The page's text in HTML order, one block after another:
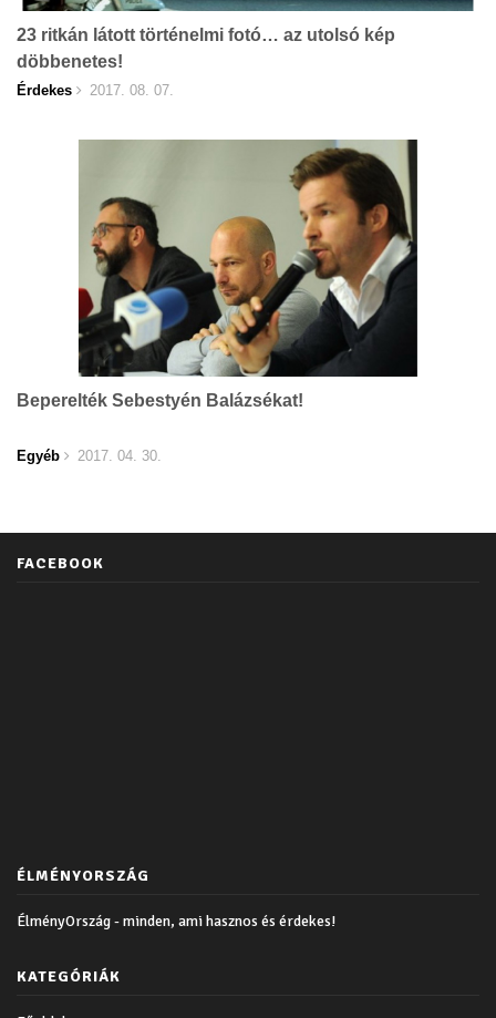
23 ritkán látott történelmi fotó… az utolsó kép
döbbenetes!
Érdekes 2017. 08. 07.
Beperelték Sebestyén Balázsékat!
Egyéb 2017. 04. 30.
FACEBOOK
ÉLMÉNYORSZÁG
ÉlményOrszág - minden, ami hasznos és érdekes!
KATEGÓRIÁK